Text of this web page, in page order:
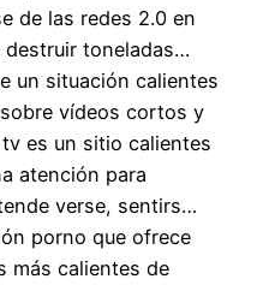
de las redes 2.0 en
destruir toneladas…
un situación calientes
vídeos cortos y
tv es un sitio calientes
atención para
verse, sentirs…
porno que ofrece
más calientes de